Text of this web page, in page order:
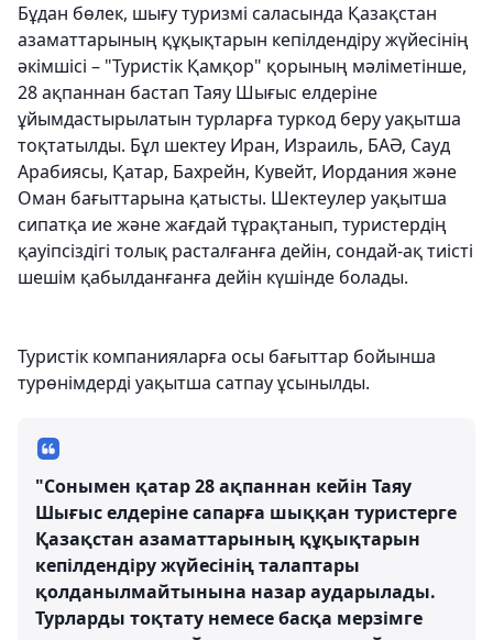
Бұдан бөлек, шығу туризмі саласында Қазақстан
азаматтарының құқықтарын кепілдендіру жүйесінің
әкімшісі – "Туристік Қамқор" қорының мәліметінше,
28 ақпаннан бастап Таяу Шығыс елдеріне
ұйымдастырылатын турларға туркод беру уақытша
тоқтатылды. Бұл шектеу Иран, Израиль, БАӘ, Сауд
Арабиясы, Қатар, Бахрейн, Кувейт, Иордания және
Оман бағыттарына қатысты. Шектеулер уақытша
сипатқа ие және жағдай тұрақтанып, туристердің
қауіпсіздігі толық расталғанға дейін, сондай-ақ тиісті
шешім қабылданғанға дейін күшінде болады.
Туристік компанияларға осы бағыттар бойынша
турөнімдерді уақытша сатпау ұсынылды.
"Сонымен қатар 28 ақпаннан кейін Таяу
Шығыс елдеріне сапарға шыққан туристерге
Қазақстан азаматтарының құқықтарын
кепілдендіру жүйесінің талаптары
қолданылмайтынына назар аударылады.
Турларды тоқтату немесе басқа мерзімге